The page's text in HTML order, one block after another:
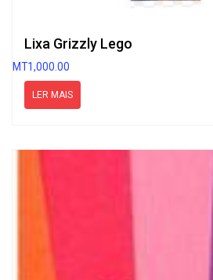
Lixa Grizzly Lego
MT1,000.00
LER MAIS